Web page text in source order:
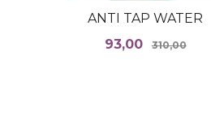
ANTI TAP WATER
Tilbud
93,00 310,00